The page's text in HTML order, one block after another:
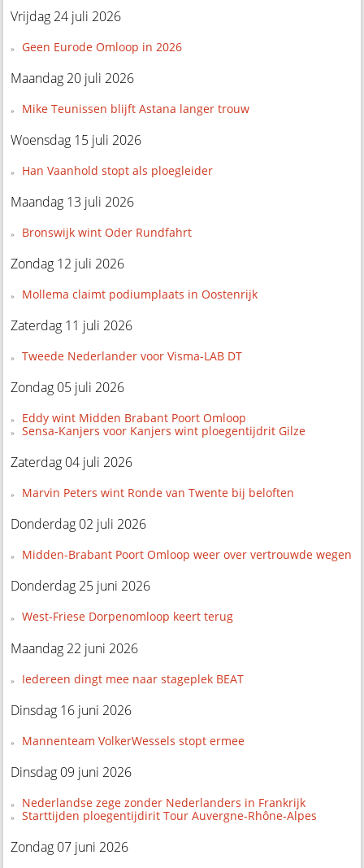
Vrijdag 24 juli 2026
Geen Eurode Omloop in 2026
Maandag 20 juli 2026
Mike Teunissen blijft Astana langer trouw
Woensdag 15 juli 2026
Han Vaanhold stopt als ploegleider
Maandag 13 juli 2026
Bronswijk wint Oder Rundfahrt
Zondag 12 juli 2026
Mollema claimt podiumplaats in Oostenrijk
Zaterdag 11 juli 2026
Tweede Nederlander voor Visma-LAB DT
Zondag 05 juli 2026
Eddy wint Midden Brabant Poort Omloop
Sensa-Kanjers voor Kanjers wint ploegentijdrit Gilze
Zaterdag 04 juli 2026
Marvin Peters wint Ronde van Twente bij beloften
Donderdag 02 juli 2026
Midden-Brabant Poort Omloop weer over vertrouwde wegen
Donderdag 25 juni 2026
West-Friese Dorpenomloop keert terug
Maandag 22 juni 2026
Iedereen dingt mee naar stageplek BEAT
Dinsdag 16 juni 2026
Mannenteam VolkerWessels stopt ermee
Dinsdag 09 juni 2026
Nederlandse zege zonder Nederlanders in Frankrijk
Starttijden ploegentijdirit Tour Auvergne-Rhône-Alpes
Zondag 07 juni 2026